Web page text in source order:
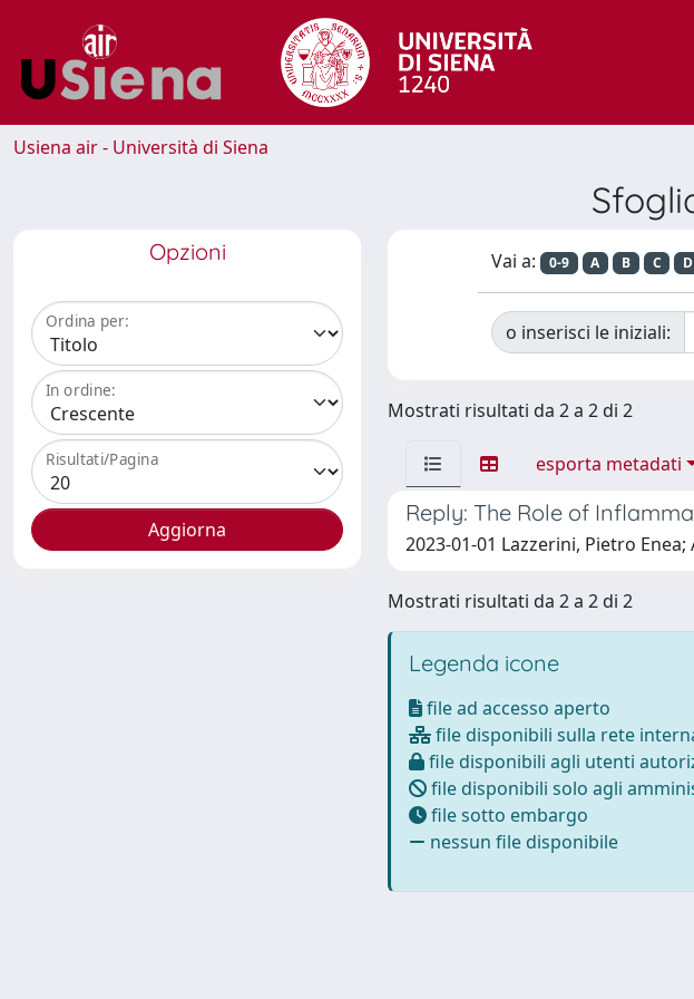
Usiena air - Università di Siena
Opzioni
Ordina per:
In ordine:
Risultati/Pagina
Vai a: 0-9 A B C D
o inserisci le iniziali:
Mostrati risultati da 2 a 2 di 2
esporta metadati
Reply: The Role of
2023-01-01 Lazzerini, Pietro
Mostrati risultati da 2 a 2 di 2
Legenda icone
file ad accesso aperto
file disponibili sulla rete
file disponibili agli utenti
file disponibili solo agli
file sotto embargo
nessun file disponibile